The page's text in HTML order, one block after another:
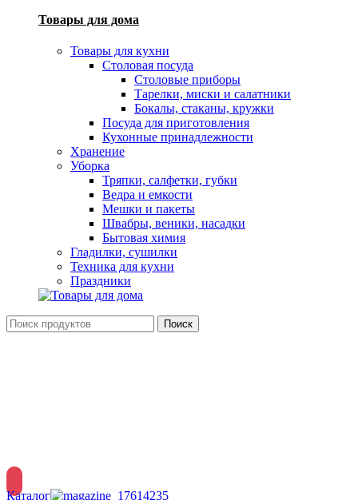
Товары для дома
Товары для кухни
Столовая посуда
Столовые приборы
Тарелки, миски и салатники
Бокалы, стаканы, кружки
Посуда для приготовления
Кухонные принадлежности
Хранение
Уборка
Тряпки, салфетки, губки
Ведра и емкости
Мешки и пакеты
Швабры, веники, насадки
Бытовая химия
Гладилки, сушилки
Техника для кухни
Праздники
Поиск
Каталог